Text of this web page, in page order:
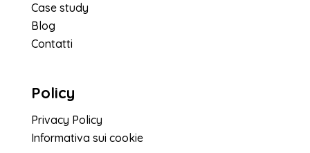
Case study
Blog
Contatti
Policy
Privacy Policy
Informativa sui cookie